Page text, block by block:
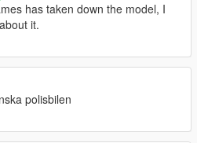
has taken down the model, I
it.
polisbilen